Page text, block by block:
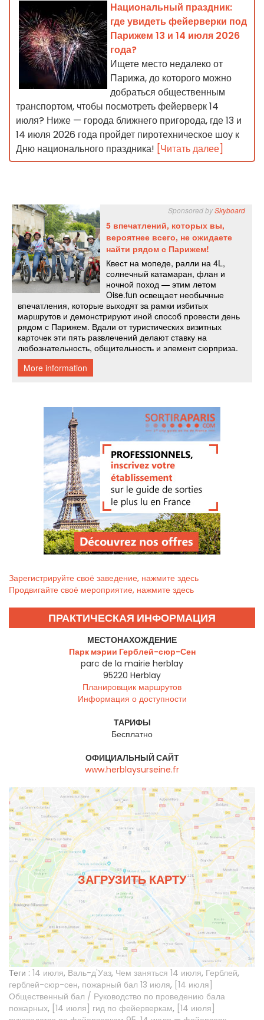
Национальный праздник:
где увидеть фейерверки под
Парижем 13 и 14 июля 2026
года?
Ищете место недалеко от
Парижа, до которого можно
добраться общественным
транспортом, чтобы посмотреть фейерверк 14
июля? Ниже — города ближнего пригорода, где 13 и
14 июля 2026 года пройдет пиротехническое шоу к
Дню национального праздника! [Читать далее]
Зарегистрируйте своё заведение, нажмите здесь
Продвигайте своё мероприятие, нажмите здесь
ПРАКТИЧЕСКАЯ ИНФОРМАЦИЯ
МЕСТОНАХОЖДЕНИЕ
Парк мэрии Герблей-сюр-Сен
parc de la mairie herblay
95220 Herblay
Планировщик маршрутов
Информация о доступности
ТАРИФЫ
Бесплатно
ОФИЦИАЛЬНЫЙ САЙТ
www.herblaysurseine.fr
ЗАГРУЗИТЬ КАРТУ
Теги : 14 июля, Валь-д'Уаз, Чем заняться 14 июля, Герблей,
герблей-сюр-сен, пожарный бал 13 июля, [14 июля]
Общественный бал / Руководство по проведению бала
пожарных, [14 июля] гид по фейерверкам, [14 июля]